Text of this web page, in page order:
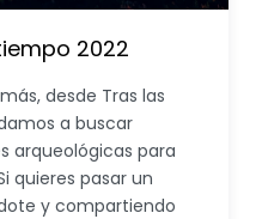
2022
desde Tras las
a buscar
arqueológicas para
quieres pasar un
y compartiendo